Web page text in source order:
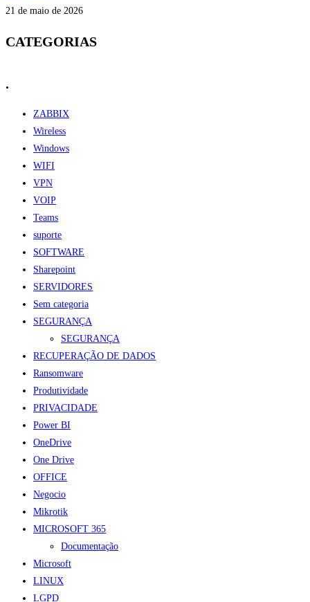
21 de maio de 2026
CATEGORIAS
.
ZABBIX
Wireless
Windows
WIFI
VPN
VOIP
Teams
suporte
SOFTWARE
Sharepoint
SERVIDORES
Sem categoria
SEGURANÇA
SEGURANÇA
RECUPERAÇÃO DE DADOS
Ransomware
Produtividade
PRIVACIDADE
Power BI
OneDrive
One Drive
OFFICE
Negocio
Mikrotik
MICROSOFT 365
Documentação
Microsoft
LINUX
LGPD